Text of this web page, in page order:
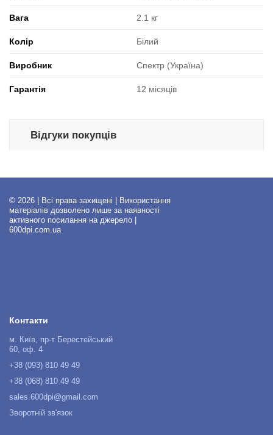
Вага 2.1 кг
Колір Білий
Виробник Спектр (Україна)
Гарантія 12 місяців
Відгуки покупців
© 2026 | Всі права захищені | Використання
матеріалів дозволено лише за наявності
активного посилання на джерело |
600dpi.com.ua
Контакти
м. Київ, пр-т Берестейський
60, оф. 4
+38 (093) 810 49 49
+38 (068) 810 49 49
sales.600dpi@gmail.com
Зворотній зв'язок